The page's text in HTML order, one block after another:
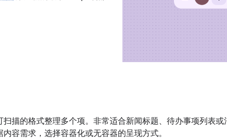
描的格式整理多个项。非常适合新闻标题、待办事项列表
容需求，选择容器化或无容器的呈现方式。